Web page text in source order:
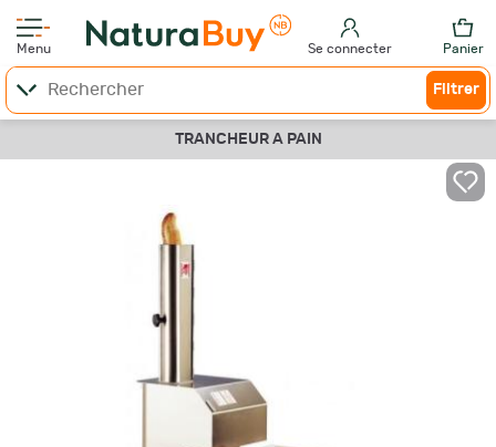
Menu Se connecter Panier
Filtrer
TRANCHEUR A PAIN